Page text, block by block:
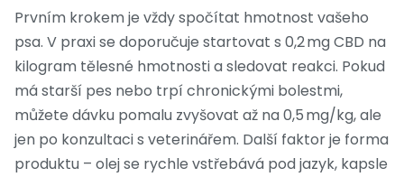
Prvním krokem je vždy spočítat hmotnost vašeho
psa. V praxi se doporučuje startovat s 0,2 mg CBD na
kilogram tělesné hmotnosti a sledovat reakci. Pokud
má starší pes nebo trpí chronickými bolestmi,
můžete dávku pomalu zvyšovat až na 0,5 mg/kg, ale
jen po konzultaci s veterinářem. Další faktor je forma
produktu – olej se rychle vstřebává pod jazyk, kapsle